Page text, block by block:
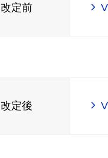
改定前
改定後